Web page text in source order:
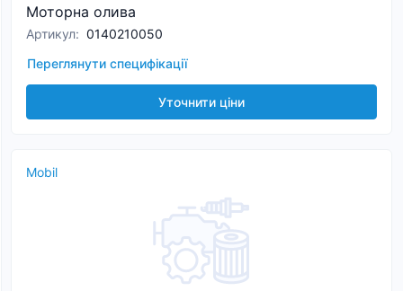
Моторна олива
Артикул: 0140210050
Переглянути специфікації
Уточнити ціни
Mobil